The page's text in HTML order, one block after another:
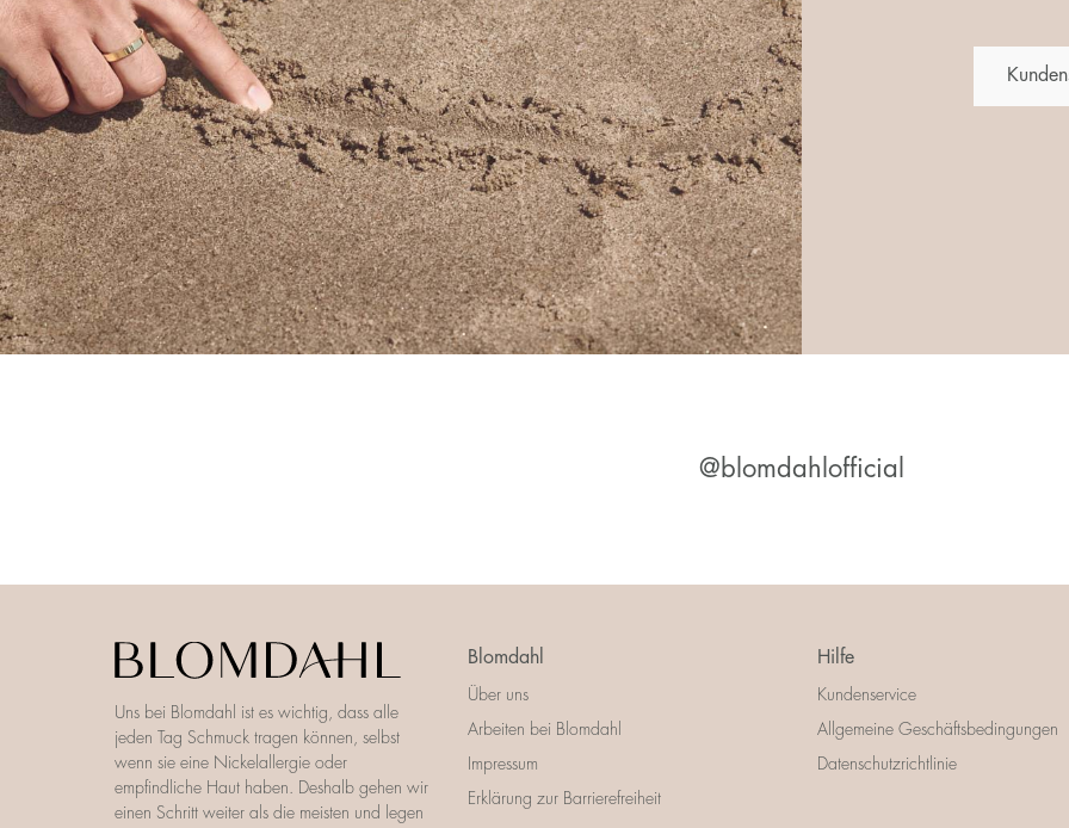
@blomdahlofficial
Uns bei Blomdahl ist es wichtig, dass alle
jeden Tag Schmuck tragen können, selbst
wenn sie eine Nickelallergie oder
empfindliche Haut haben. Deshalb gehen wir
einen Schritt weiter als die meisten und legen
Blomdahl
Über uns
Arbeiten bei Blomdahl
Impressum
Erklärung zur Barrierefreiheit
Hilfe
Kundenservice
Allgemeine Geschäftsbedingungen
Datenschutzrichtlinie